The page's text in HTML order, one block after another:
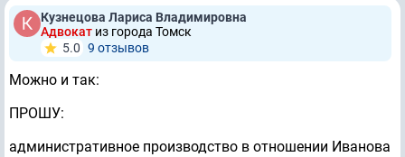
Кузнецова Лариса Владимировна
Адвокат из города Томск
5.0 9 отзывов
Можно и так:
ПРОШУ:
административное производство в отношении Иванова